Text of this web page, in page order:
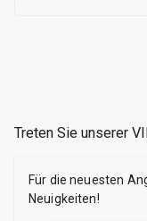
Treten Sie unserer
Für die neuesten
Neuigkeiten!